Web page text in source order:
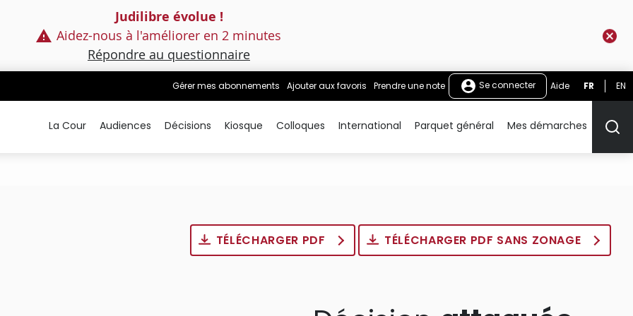
Judilibre évolue !
Aidez-nous à l'améliorer en 2 minutes
Répondre au questionnaire
Gérer mes abonnements Ajouter aux favoris Prendre une note Se connecter Aide FR EN
La Cour Audiences Décisions Kiosque Colloques International Parquet général Mes démarches
TÉLÉCHARGER PDF TÉLÉCHARGER PDF SANS ZONAGE